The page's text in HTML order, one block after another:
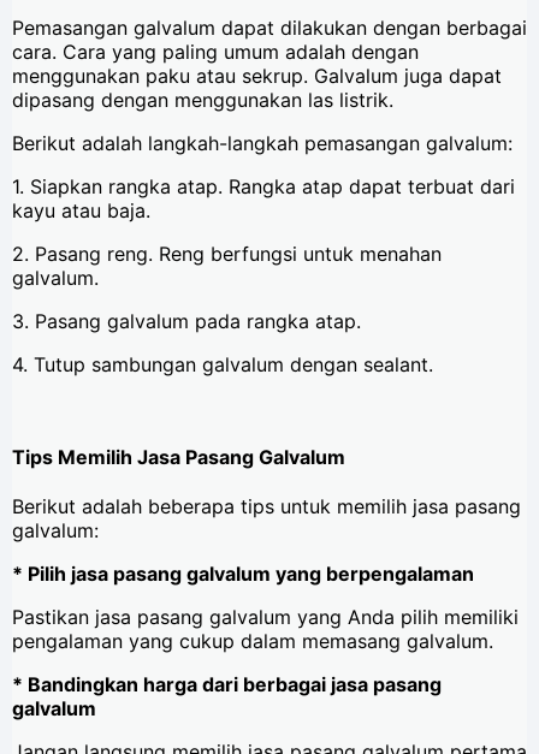
Pemasangan galvalum dapat dilakukan dengan berbagai
cara. Cara yang paling umum adalah dengan
menggunakan paku atau sekrup. Galvalum juga dapat
dipasang dengan menggunakan las listrik.
Berikut adalah langkah-langkah pemasangan galvalum:
1. Siapkan rangka atap. Rangka atap dapat terbuat dari
kayu atau baja.
2. Pasang reng. Reng berfungsi untuk menahan
galvalum.
3. Pasang galvalum pada rangka atap.
4. Tutup sambungan galvalum dengan sealant.
Tips Memilih Jasa Pasang Galvalum
Berikut adalah beberapa tips untuk memilih jasa pasang
galvalum:
* Pilih jasa pasang galvalum yang berpengalaman
Pastikan jasa pasang galvalum yang Anda pilih memiliki
pengalaman yang cukup dalam memasang galvalum.
* Bandingkan harga dari berbagai jasa pasang
galvalum